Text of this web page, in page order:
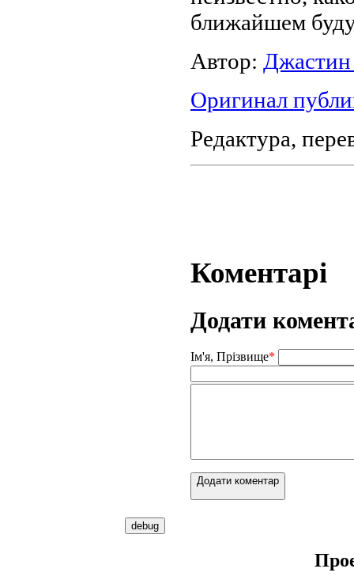
ближайшем
Автор:
Оригинал
Редактура,
Коментарі
Додати
Ім'я, Прізвище*
Додати коментар